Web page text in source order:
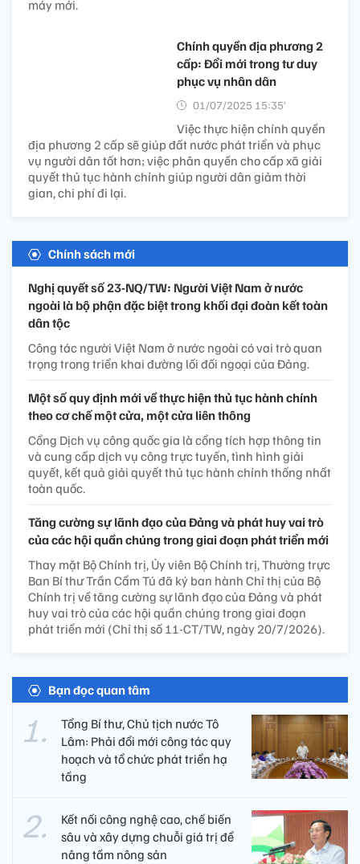
máy mới.
Chính quyền địa phương 2
cấp: Đổi mới trong tư duy
phục vụ nhân dân
01/07/2025 15:35’
Việc thực hiện chính quyền
địa phương 2 cấp sẽ giúp đất nước phát triển và phục
vụ người dân tốt hơn; việc phân quyền cho cấp xã giải
quyết thủ tục hành chính giúp người dân giảm thời
gian, chi phí đi lại.
Chính sách mới
Nghị quyết số 23-NQ/TW: Người Việt Nam ở nước
ngoài là bộ phận đặc biệt trong khối đại đoàn kết toàn
dân tộc
Công tác người Việt Nam ở nước ngoài có vai trò quan
trọng trong triển khai đường lối đối ngoại của Đảng.
Một số quy định mới về thực hiện thủ tục hành chính
theo cơ chế một cửa, một cửa liên thông
Cổng Dịch vụ công quốc gia là cổng tích hợp thông tin
và cung cấp dịch vụ công trực tuyến, tình hình giải
quyết, kết quả giải quyết thủ tục hành chính thống nhất
toàn quốc.
Tăng cường sự lãnh đạo của Đảng và phát huy vai trò
của các hội quần chúng trong giai đoạn phát triển mới
Thay mặt Bộ Chính trị, Ủy viên Bộ Chính trị, Thường trực
Ban Bí thư Trần Cẩm Tú đã ký ban hành Chỉ thị của Bộ
Chính trị về tăng cường sự lãnh đạo của Đảng và phát
huy vai trò của các hội quần chúng trong giai đoạn
phát triển mới (Chỉ thị số 11-CT/TW, ngày 20/7/2026).
Bạn đọc quan tâm
Tổng Bí thư, Chủ tịch nước Tô
Lâm: Phải đổi mới công tác quy
hoạch và tổ chức phát triển hạ
tầng
Kết nối công nghệ cao, chế biến
sâu và xây dựng chuỗi giá trị để
nâng tầm nông sản